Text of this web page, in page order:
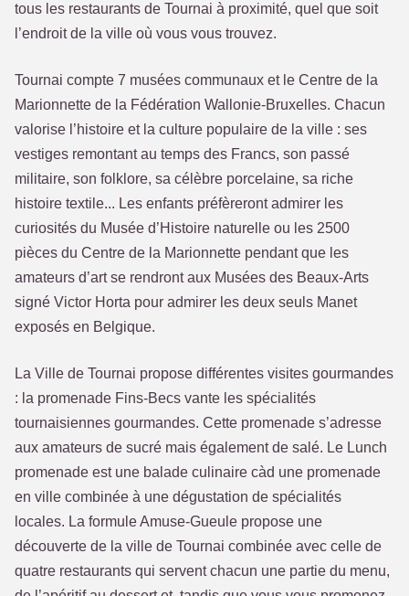
tous les restaurants de Tournai à proximité, quel que soit
l’endroit de la ville où vous vous trouvez.
Tournai compte 7 musées communaux et le Centre de la
Marionnette de la Fédération Wallonie-Bruxelles. Chacun
valorise l’histoire et la culture populaire de la ville : ses
vestiges remontant au temps des Francs, son passé
militaire, son folklore, sa célèbre porcelaine, sa riche
histoire textile... Les enfants préfèreront admirer les
curiosités du Musée d’Histoire naturelle ou les 2500
pièces du Centre de la Marionnette pendant que les
amateurs d’art se rendront aux Musées des Beaux-Arts
signé Victor Horta pour admirer les deux seuls Manet
exposés en Belgique.
La Ville de Tournai propose différentes visites gourmandes
: la promenade Fins-Becs vante les spécialités
tournaisiennes gourmandes. Cette promenade s’adresse
aux amateurs de sucré mais également de salé. Le Lunch
promenade est une balade culinaire càd une promenade
en ville combinée à une dégustation de spécialités
locales. La formule Amuse-Gueule propose une
découverte de la ville de Tournai combinée avec celle de
quatre restaurants qui servent chacun une partie du menu,